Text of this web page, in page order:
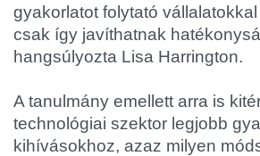
gyakorlatot folytató
csak így javíthatnak
hangsúlyozta Lisa Harrington.
A tanulmány emellett arra is
technológiai szektor legjobb
kihívásokhoz, azaz milyen